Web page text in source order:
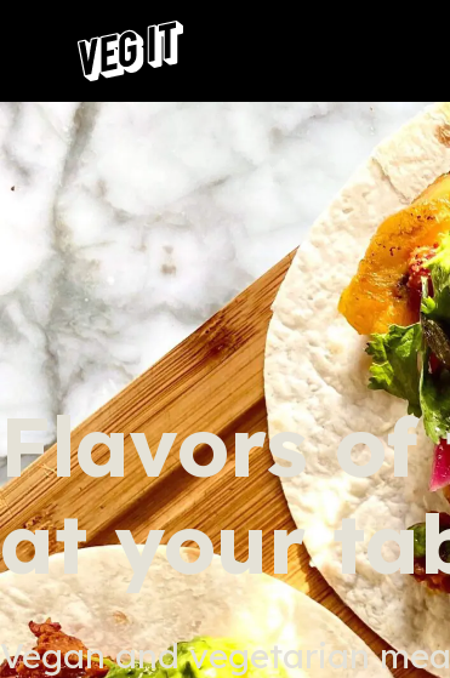
Flavors
at your
Vegan and vegetarian